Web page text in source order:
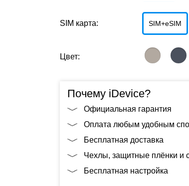
SIM карта: SIM+eSIM
Цвет:
Почему iDevice?
Официальная гарантия
Оплата любым удобным
Бесплатная доставка
Чехлы, защитные плёнки и
Бесплатная настройка